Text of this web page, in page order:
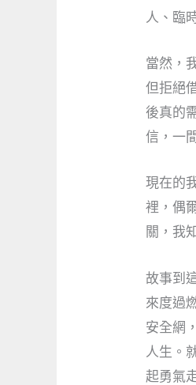
人、臨
當然，
但拒絕
後真的
信，一
現在的
裡，偶
關，我
故事到
來度過
安全網
人生。
起勇氣